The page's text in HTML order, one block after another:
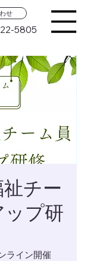
せ
5805
チー
プ研
ライン開催